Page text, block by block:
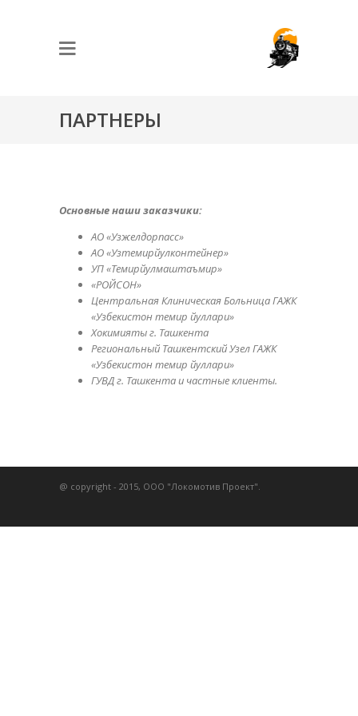
ПАРТНЕРЫ
Основные наши заказчики:
АО «Узжелдорпасс»
АО «Узтемирйулконтейнер»
УП «Темирйулмаштаъмир»
«РОЙСОН»
Центральная Клиническая Больница ГАЖК
«Узбекистон темир йуллари»
Хокимияты г. Ташкента
Региональный Ташкентский Узел ГАЖК
«Узбекистон темир йуллари»
ГУВД г. Ташкента и частные клиенты.
@ copyright - 2015, ООО "Локомотив Проект".